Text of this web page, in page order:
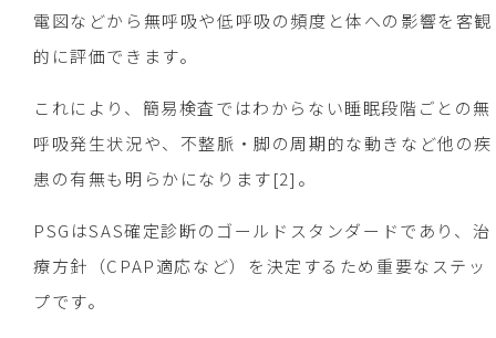
電図などから無呼吸や低呼吸の頻度と体への影響を客観
的に評価できます。
これにより、簡易検査ではわからない睡眠段階ごとの無
呼吸発生状況や、不整脈・脚の周期的な動きなど他の疾
患の有無も明らかになります[2]。
PSGはSAS確定診断のゴールドスタンダードであり、治
療方針（CPAP適応など）を決定するため重要なステッ
プです。